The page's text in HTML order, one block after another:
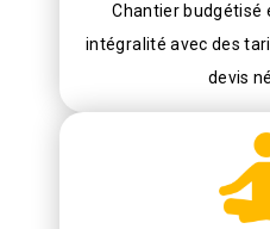
Chantier budgétisé
intégralité avec des
devis